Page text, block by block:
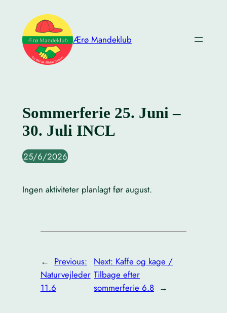
content
Ærø Mandeklub
Sommerferie 25. Juni –
30. Juli INCL
25/6/2026
Ingen aktiviteter planlagt før august.
← Previous:
Naturvejleder
11.6
Next: Kaffe og kage /
Tilbage efter
sommerferie 6.8 →